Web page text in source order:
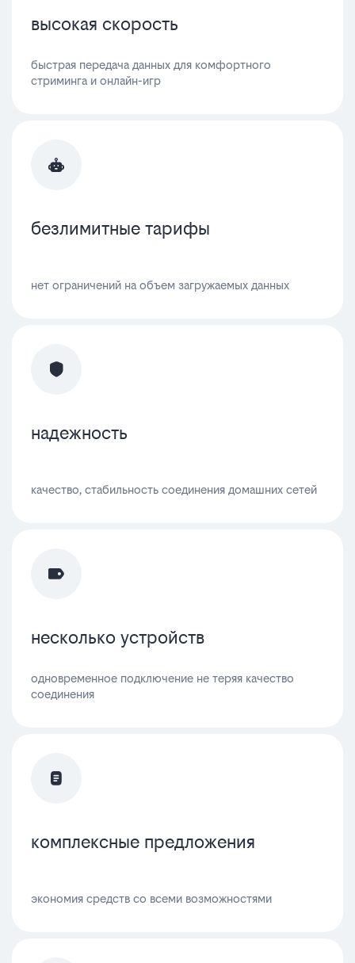
высокая скорость
быстрая передача данных для комфортного
стриминга и онлайн-игр
безлимитные тарифы
нет ограничений на объем загружаемых данных
надежность
качество, стабильность соединения домашних сетей
несколько устройств
одновременное подключение не теряя качество
соединения
комплексные предложения
экономия средств со всеми возможностями